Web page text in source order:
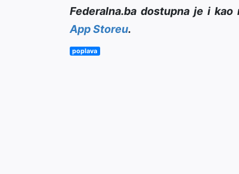
Federalna.ba dostupna je i
App Storeu.
poplava